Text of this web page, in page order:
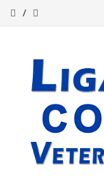
contenido